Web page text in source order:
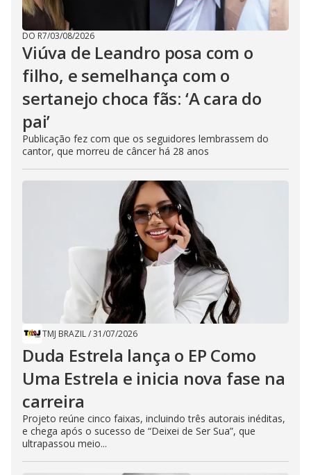
DO R7/03/08/2026
Viúva de Leandro posa com o
filho, e semelhança com o
sertanejo choca fãs: ‘A cara do
pai’
Publicação fez com que os seguidores lembrassem do
cantor, que morreu de câncer há 28 anos
TMJ BRAZIL/31/07/2026
Duda Estrela lança o EP Como
Uma Estrela e inicia nova fase na
carreira
Projeto reúne cinco faixas, incluindo três autorais inéditas,
e chega após o sucesso de “Deixei de Ser Sua”, que
ultrapassou meio...